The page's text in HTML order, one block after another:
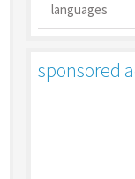
languages
sponsored